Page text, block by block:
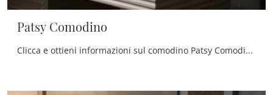
Patsy Comodino
Clicca e ottieni informazioni sul comodino Patsy Comodino: Comodini e cassettiere di Tonin Casa sono ideali per spazi design.